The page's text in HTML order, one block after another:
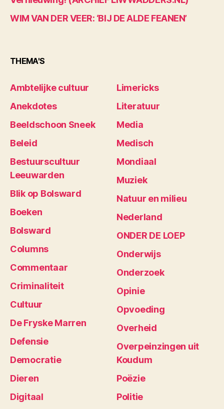
WIM VAN DER VEER: ‘BIJ DE ALDE FEANEN’
THEMA'S
Ambtelijke cultuur
Anekdotes
Beeldschoon Sneek
Beleid
Bestuurscultuur
Leeuwarden
Blik op Bolsward
Boeken
Bolsward
Columns
Commentaar
Criminaliteit
Cultuur
De Fryske Marren
Defensie
Democratie
Dieren
Digitaal
Limericks
Literatuur
Media
Medisch
Mondiaal
Muziek
Natuur en milieu
Nederland
ONDER DE LOEP
Onderwijs
Onderzoek
Opinie
Opvoeding
Overheid
Overpeinzingen uit
Koudum
Poëzie
Politie